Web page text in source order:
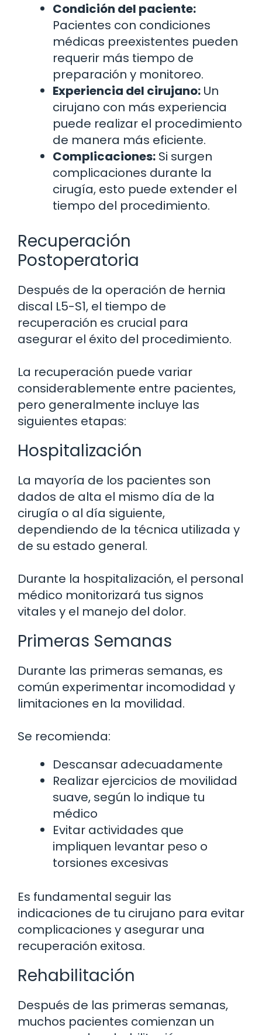
Condición del paciente:
Pacientes con condiciones
médicas preexistentes pueden
requerir más tiempo de
preparación y monitoreo.
Experiencia del cirujano: Un
cirujano con más experiencia
puede realizar el procedimiento
de manera más eficiente.
Complicaciones: Si surgen
complicaciones durante la
cirugía, esto puede extender el
tiempo del procedimiento.
Recuperación
Postoperatoria
Después de la operación de hernia
discal L5-S1, el tiempo de
recuperación es crucial para
asegurar el éxito del procedimiento.
La recuperación puede variar
considerablemente entre pacientes,
pero generalmente incluye las
siguientes etapas:
Hospitalización
La mayoría de los pacientes son
dados de alta el mismo día de la
cirugía o al día siguiente,
dependiendo de la técnica utilizada y
de su estado general.
Durante la hospitalización, el personal
médico monitorizará tus signos
vitales y el manejo del dolor.
Primeras Semanas
Durante las primeras semanas, es
común experimentar incomodidad y
limitaciones en la movilidad.
Se recomienda:
Descansar adecuadamente
Realizar ejercicios de movilidad
suave, según lo indique tu
médico
Evitar actividades que
impliquen levantar peso o
torsiones excesivas
Es fundamental seguir las
indicaciones de tu cirujano para evitar
complicaciones y asegurar una
recuperación exitosa.
Rehabilitación
Después de las primeras semanas,
muchos pacientes comienzan un